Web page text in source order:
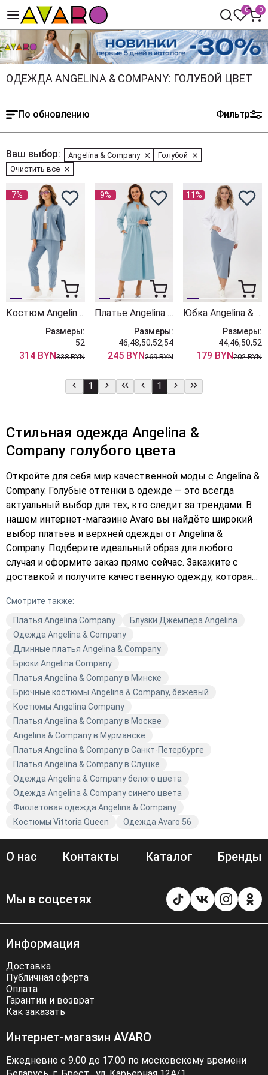
0 0
ОДЕЖДА ANGELINA & COMPANY: ГОЛУБОЙ ЦВЕТ
По обновлению Фильтр
Ваш выбор: Angelina & Company
Голубой
Очистить все
7%
Костюм Angelina & Company 1146
Размеры:
52
314 BYN338 BYN
9%
Платье Angelina & Company 1141
Размеры:
46,48,50,52,54
245 BYN269 BYN
11%
Юбка Angelina & Company 976
Размеры:
44,46,50,52
179 BYN202 BYN
1 1
Стильная одежда Angelina &
Company голубого цвета
Откройте для себя мир качественной моды с Angelina &
Company. Голубые оттенки в одежде — это всегда
актуальный выбор для тех, кто следит за трендами. В
нашем интернет-магазине Avaro вы найдёте широкий
выбор платьев и верхней одежды от Angelina &
Company. Подберите идеальный образ для любого
случая и оформите заказ прямо сейчас. Закажите с
доставкой и получите качественную одежду, которая
обновить гардероб с Angelina & Company — выберите в
каталоге и добавьте в корзину уже сегодня!
Смотрите также:
Платья Angelina Company
Блузки Джемпера Angelina
Одежда Angelina & Company
Длинные платья Angelina & Company
Брюки Angelina Company
Платья Angelina & Company в Минске
Брючные костюмы Angelina & Company, бежевый
Костюмы Angelina Company
Платья Angelina & Company в Москве
Angelina & Company в Мурманске
Платья Angelina & Company в Санкт-Петербурге
Платья Angelina & Company в Слуцке
Одежда Angelina & Company белого цвета
Одежда Angelina & Company синего цвета
Фиолетовая одежда Angelina & Company
Костюмы Vittoria Queen
Одежда Avaro 56
О нас Контакты Каталог Бренды
Мы в соцсетях
Информация
Доставка
Публичная оферта
Оплата
Гарантии и возврат
Как заказать
Интернет-магазин AVARO
Ежедневно с 9.00 до 17.00 по московскому времени